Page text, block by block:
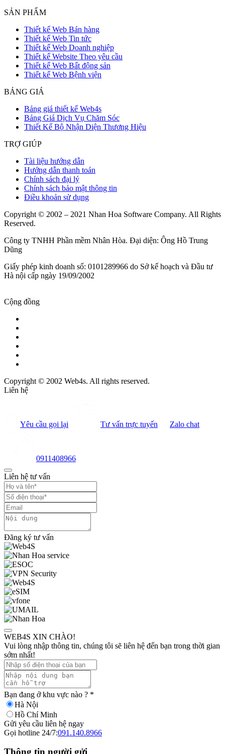
SẢN PHẨM
Thiết kế Web Bán hàng
Thiết kế Web Tin tức
Thiết kế Web Doanh nghiệp
Thiết kế Website Theo yêu cầu
Thiết kế Web Bất động sản
Thiết kế Web Bệnh viện
BẢNG GIÁ
Bảng giá thiết kế Web4s
Bảng Giá Dịch Vụ Chăm Sóc
Thiết Kế Bộ Nhận Diện Thương Hiệu
TRỢ GIÚP
Tài liệu hướng dẫn
Hướng dẫn thanh toán
Chính sách đại lý
Chính sách bảo mật thông tin
Điều khoản sử dụng
Copyright © 2002 – 2021 Nhan Hoa Software Company. All Rights
Reserved.
Công ty TNHH Phần mềm Nhân Hòa. Đại diện: Ông Hồ Trung
Dũng
Giấy phép kinh doanh số: 0101289966 do Sở kế hoạch và Đầu tư
Hà nội cấp ngày 19/09/2002
Cộng đồng
Copyright © 2002 Web4s. All rights reserved.
Liên hệ
Yêu cầu gọi lại Tư vấn trực tuyến Zalo chat
0911408966
Liên hệ tư vấn
Đăng ký tư vấn
WEB4S XIN CHÀO!
Vui lòng nhập thông tin, chúng tôi sẽ liên hệ đến bạn trong thời gian
sớm nhất!
Bạn đang ở khu vực nào ? *
Hà Nội
Hồ Chí Minh
Gửi yêu cầu liên hệ ngay
Gọi hotline 24/7:091.140.8966